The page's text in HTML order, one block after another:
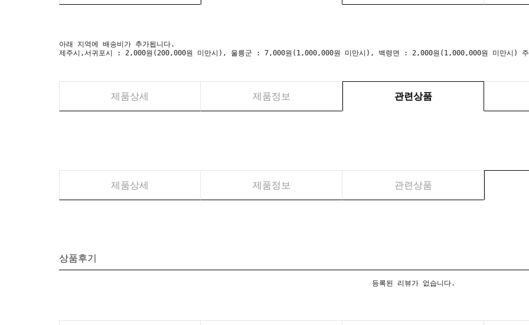
아래 지역에 배송비가 추가됩니다.
제주시,서귀포시 : 2,000원(200,000원 미만시), 울릉군 : 7,000원(1,000,000원 미만시), 백령면 : 2,000원(1,000,000원 미만시) 주
제품상세 제품정보 관련상품
제품상세 제품정보 관련상품
상품후기
등록된 리뷰가 없습니다.